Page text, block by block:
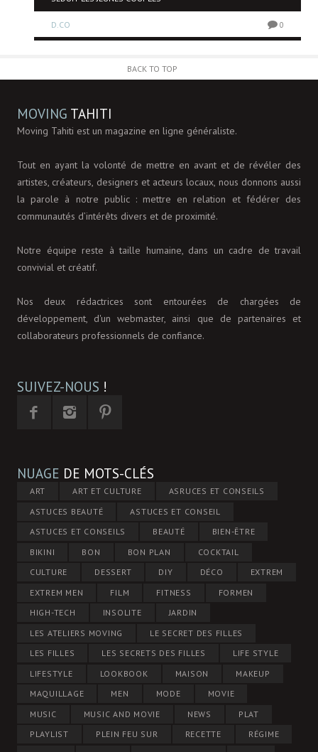
D.CO 0
BACK TO TOP
MOVING TAHITI
Moving Tahiti est un magazine en ligne généraliste.
Tout en ayant la volonté de mettre en avant et de révéler des
artistes, créateurs, designers et acteurs locaux, nous donnons aussi
la parole à notre public : mettre en relation et fédérer des
communautés d’intérêts divers et de proximité.
Notre équipe reste à taille humaine, dans un cadre de travail
convivial et créatif.
Nos deux rédactrices sont entourées de chargées de
développement, d'un webmaster, ainsi que de partenaires et
collaborateurs professionnels de confiance.
SUIVEZ-NOUS !
NUAGE DE MOTS-CLÉS
ART ART ET CULTURE
ASRUCES ET CONSEILS
ASTUCES BEAUTÉ
ASTUCES ET CONSEIL
ASTUCES ET CONSEILS
BEAUTÉ
BIEN-ÊTRE
BIKINI
BON BON PLAN
COCKTAIL
CULTURE
DESSERT DIY DÉCO
EXTREM
EXTREM MEN
FILM FITNESS
FORMEN
HIGH-TECH
INSOLITE
JARDIN
LES ATELIERS MOVING
LE SECRET DES FILLES
LES FILLES
LES SECRETS DES FILLES
LIFE STYLE
LIFESTYLE
LOOKBOOK MAISON
MAKEUP
MAQUILLAGE
MEN MODE
MOVIE
MUSIC
MUSIC AND MOVIE NEWS
PLAT
PLAYLIST
PLEIN FEU SUR RECETTE
RÉGIME